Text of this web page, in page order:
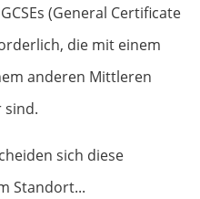
(General Certificate
die mit einem
anderen Mittleren
sind.
sich diese
Standort...